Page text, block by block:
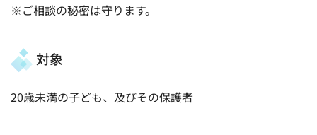
※ご相談の秘密は守ります。
対象
20歳未満の子ども、及びその保護者